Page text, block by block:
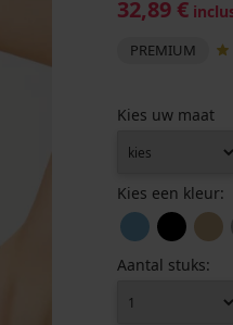
32,89 €
PREMIUM
Kies uw maat
Kies een kleur:
Aantal stuks: